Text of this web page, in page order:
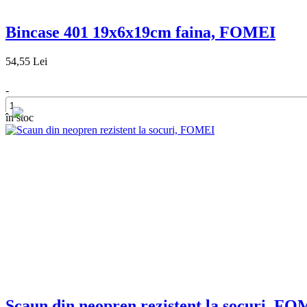
Bincase 401 19x6x19cm faina, FOMEI
54,55 Lei
-
+
în stoc